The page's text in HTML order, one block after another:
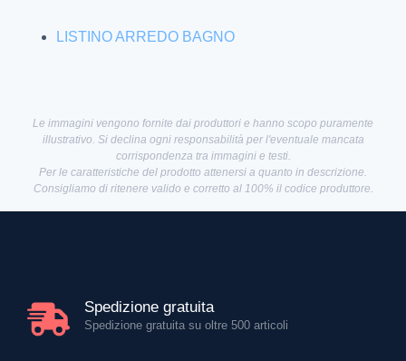
LISTINO ARREDO BAGNO
Le immagini vengono fornite dai produttori e hanno scopo puramente
illustrativo. Si declina ogni responsabilità per l'eventuale mancata
corrispondenza tra immagini e testi.
Per le caratteristiche del prodotto attenersi a quanto in descrizione.
Consigliamo di ritenere valido e corretto al 100% il codice produttore.
Spedizione gratuita
Spedizione gratuita su oltre 500 articoli